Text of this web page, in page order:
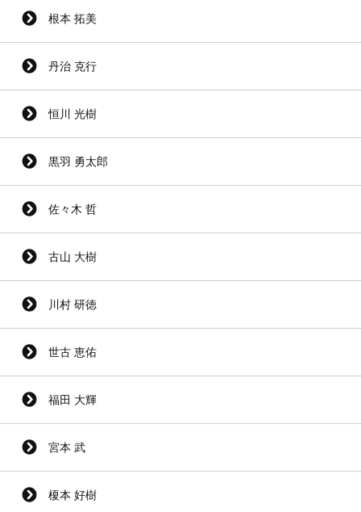
根本 拓美
丹治 克行
恒川 光樹
黒羽 勇太郎
佐々木 哲
古山 大樹
川村 研徳
世古 恵佑
福田 大輝
宮本 武
榎本 好樹